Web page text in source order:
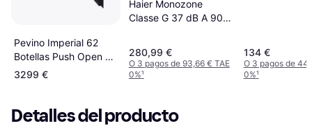
Pevino Imperial 62
Botellas Push Open 2
Temperatura Negro
3299 €
Haier Monozone
Classe G 37 dB A 90 L
280,99 €
O 3 pagos de 93,66 € TAE
0%¹
134 €
O 3 pagos de
0%¹
Detalles del producto